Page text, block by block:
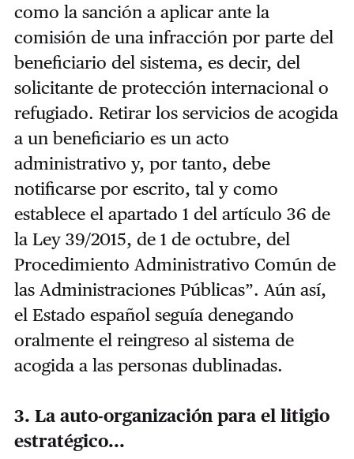
como la sanción a aplicar ante la
comisión de una infracción por parte del
beneficiario del sistema, es decir, del
solicitante de protección internacional o
refugiado. Retirar los servicios de acogida
a un beneficiario es un acto
administrativo y, por tanto, debe
notificarse por escrito, tal y como
establece el apartado 1 del artículo 36 de
la Ley 39/2015, de 1 de octubre, del
Procedimiento Administrativo Común de
las Administraciones Públicas”. Aún así,
el Estado español seguía denegando
oralmente el reingreso al sistema de
acogida a las personas dublinadas.
3. La auto-organización para el litigio
estratégico...